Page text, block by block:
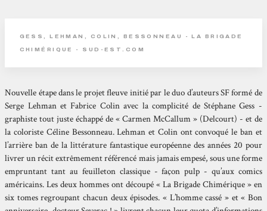
GESS, LEHMAN, COLIN, BESSONNEAU - LA BRIGADE
CHIMÉRIQUE - SUD-EST.COM
Nouvelle étape dans le projet fleuve initié par le duo d’auteurs SF formé de
Serge Lehman et Fabrice Colin avec la complicité de Stéphane Gess -
graphiste tout juste échappé de « Carmen McCallum » (Delcourt) - et de
la coloriste Céline Bessonneau. Lehman et Colin ont convoqué le ban et
l’arrière ban de la littérature fantastique européenne des années 20 pour
livrer un récit extrêmement référencé mais jamais empesé, sous une forme
empruntant tant au feuilleton classique - façon pulp - qu’aux comics
américains. Les deux hommes ont découpé « La Brigade Chimérique » en
six tomes regroupant chacun deux épisodes. « L’homme cassé » et « Bon